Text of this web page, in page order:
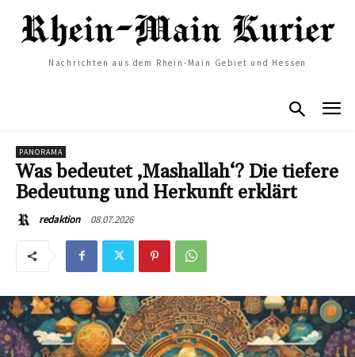
Nachrichten aus dem Rhein-Main Gebiet und Hessen
PANORAMA
Was bedeutet ‚Mashallah‘? Die tiefere
Bedeutung und Herkunft erklärt
redaktion 08.07.2026